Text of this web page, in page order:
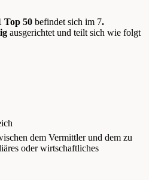
Top 50 befindet sich im 7.
ausgerichtet und teilt sich wie folgt
dem Vermittler und dem zu
oder wirtschaftliches